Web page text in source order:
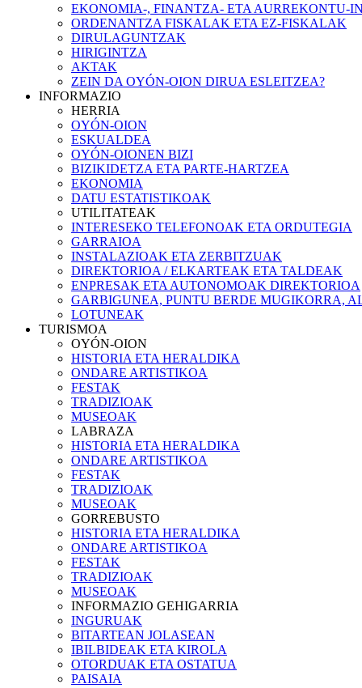
EKONOMIA-, FINANTZA- ETA AURREKONTU-
ORDENANTZA FISKALAK ETA EZ-FISKALAK
DIRULAGUNTZAK
HIRIGINTZA
AKTAK
ZEIN DA OYÓN-OION DIRUA ESLEITZEA?
INFORMAZIO
HERRIA
OYÓN-OION
ESKUALDEA
OYÓN-OIONEN BIZI
BIZIKIDETZA ETA PARTE-HARTZEA
EKONOMIA
DATU ESTATISTIKOAK
UTILITATEAK
INTERESEKO TELEFONOAK ETA ORDUTEGIA
GARRAIOA
INSTALAZIOAK ETA ZERBITZUAK
DIREKTORIOA / ELKARTEAK ETA TALDEAK
ENPRESAK ETA AUTONOMOAK DIREKTORIOA
GARBIGUNEA, PUNTU BERDE MUGIKORRA,
LOTUNEAK
TURISMOA
OYÓN-OION
HISTORIA ETA HERALDIKA
ONDARE ARTISTIKOA
FESTAK
TRADIZIOAK
MUSEOAK
LABRAZA
HISTORIA ETA HERALDIKA
ONDARE ARTISTIKOA
FESTAK
TRADIZIOAK
MUSEOAK
GORREBUSTO
HISTORIA ETA HERALDIKA
ONDARE ARTISTIKOA
FESTAK
TRADIZIOAK
MUSEOAK
INFORMAZIO GEHIGARRIA
INGURUAK
BITARTEAN JOLASEAN
IBILBIDEAK ETA KIROLA
OTORDUAK ETA OSTATUA
PAISAIA